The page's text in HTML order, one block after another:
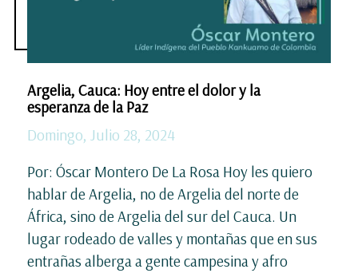
Argelia, Cauca: Hoy entre el dolor y la
esperanza de la Paz
Domingo, Julio 28, 2024
Por: Óscar Montero De La Rosa Hoy les quiero
hablar de Argelia, no de Argelia del norte de
África, sino de Argelia del sur del Cauca. Un
lugar rodeado de valles y montañas que en sus
entrañas alberga a gente campesina y afro